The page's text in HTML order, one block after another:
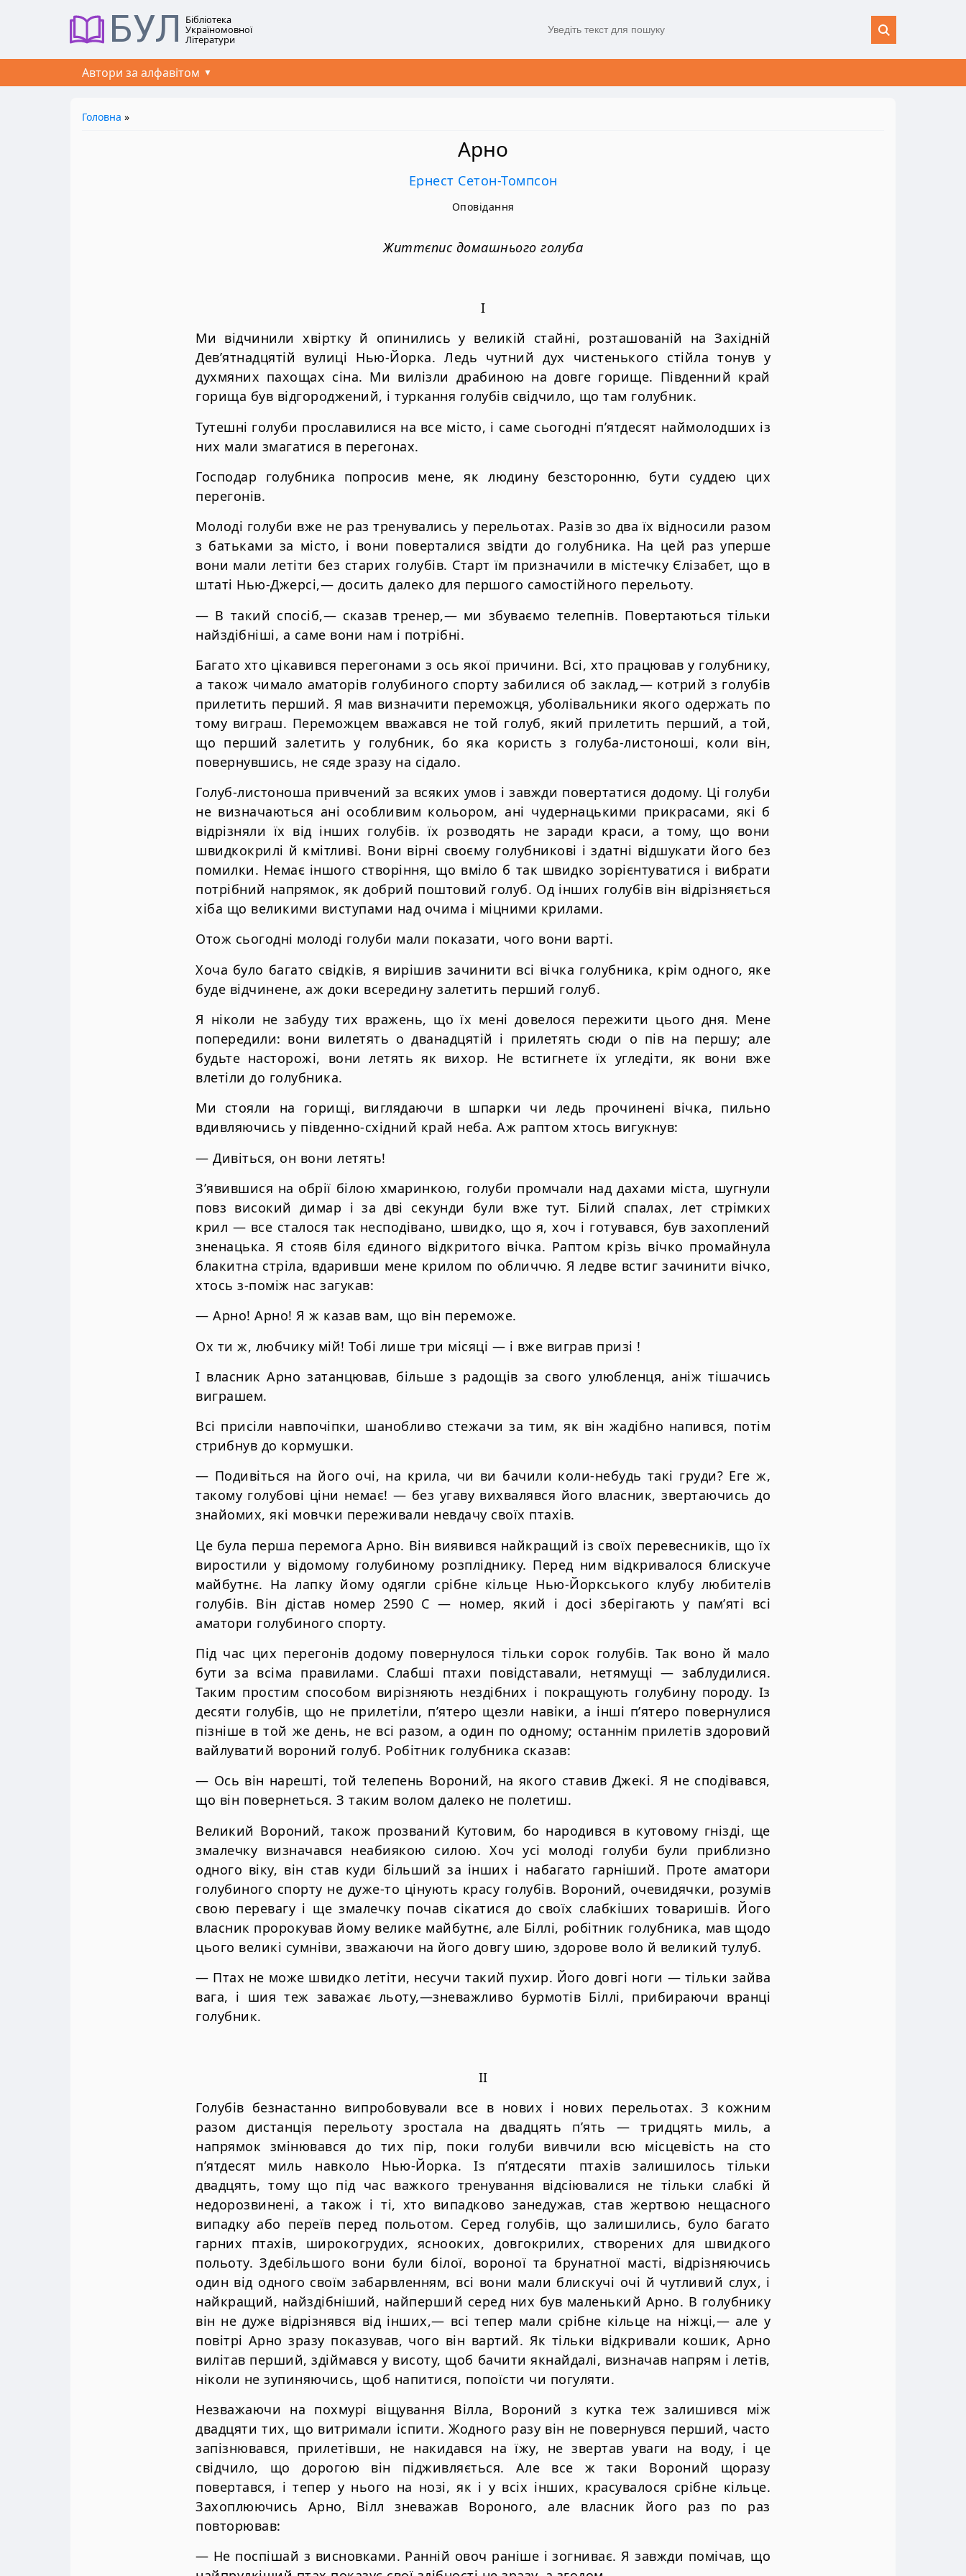
БУЛ Бібліотека
Україномовної
Літератури
Автори за алфавітом
Головна »
Арно
Ернест Сетон-Томпсон
Оповідання
Життєпис домашнього голуба
I
Ми відчинили хвіртку й опинились у великій стайні, розташованій на Західній
Дев’ятнадцятій вулиці Нью-Йорка. Ледь чутний дух чистенького стійла тонув у
духмяних пахощах сіна. Ми вилізли драбиною на довге горище. Південний край
горища був відгороджений, і туркання голубів свідчило, що там голубник.
Тутешні голуби прославилися на все місто, і саме сьогодні п’ятдесят наймолодших із
них мали змагатися в перегонах.
Господар голубника попросив мене, як людину безсторонню, бути суддею цих
перегонів.
Молоді голуби вже не раз тренувались у перельотах. Разів зо два їх відносили разом
з батьками за місто, і вони поверталися звідти до голубника. На цей раз уперше
вони мали летіти без старих голубів. Старт їм призначили в містечку Єлізабет, що в
штаті Нью-Джерсі,— досить далеко для першого самостійного перельоту.
— В такий спосіб,— сказав тренер,— ми збуваємо телепнів. Повертаються тільки
найздібніші, а саме вони нам і потрібні.
Багато хто цікавився перегонами з ось якої причини. Всі, хто працював у голубнику,
а також чимало аматорів голубиного спорту забилися об заклад,— котрий з голубів
прилетить перший. Я мав визначити переможця, уболівальники якого одержать по
тому виграш. Переможцем вважався не той голуб, який прилетить перший, а той,
що перший залетить у голубник, бо яка користь з голуба-листоноші, коли він,
повернувшись, не сяде зразу на сідало.
Голуб-листоноша привчений за всяких умов і завжди повертатися додому. Ці голуби
не визначаються ані особливим кольором, ані чудернацькими прикрасами, які б
відрізняли їх від інших голубів. їх розводять не заради краси, а тому, що вони
швидкокрилі й кмітливі. Вони вірні своєму голубникові і здатні відшукати його без
помилки. Немає іншого створіння, що вміло б так швидко зорієнтуватися і вибрати
потрібний напрямок, як добрий поштовий голуб. Од інших голубів він відрізняється
хіба що великими виступами над очима і міцними крилами.
Отож сьогодні молоді голуби мали показати, чого вони варті.
Хоча було багато свідків, я вирішив зачинити всі вічка голубника, крім одного, яке
буде відчинене, аж доки всередину залетить перший голуб.
Я ніколи не забуду тих вражень, що їх мені довелося пережити цього дня. Мене
попередили: вони вилетять о дванадцятій і прилетять сюди о пів на першу; але
будьте насторожі, вони летять як вихор. Не встигнете їх угледіти, як вони вже
влетіли до голубника.
Ми стояли на горищі, виглядаючи в шпарки чи ледь прочинені вічка, пильно
вдивляючись у південно-східний край неба. Аж раптом хтось вигукнув:
— Дивіться, он вони летять!
З’явившися на обрії білою хмаринкою, голуби промчали над дахами міста, шугнули
повз високий димар і за дві секунди були вже тут. Білий спалах, лет стрімких
крил — все сталося так несподівано, швидко, що я, хоч і готувався, був захоплений
зненацька. Я стояв біля єдиного відкритого вічка. Раптом крізь вічко промайнула
блакитна стріла, вдаривши мене крилом по обличчю. Я ледве встиг зачинити вічко,
хтось з-поміж нас загукав:
— Арно! Арно! Я ж казав вам, що він переможе.
Ох ти ж, любчику мій! Тобі лише три місяці — і вже виграв призі !
І власник Арно затанцював, більше з радощів за свого улюбленця, аніж тішачись
виграшем.
Всі присіли навпочіпки, шанобливо стежачи за тим, як він жадібно напився, потім
стрибнув до кормушки.
— Подивіться на його очі, на крила, чи ви бачили коли-небудь такі груди? Еге ж,
такому голубові ціни немає! — без угаву вихвалявся його власник, звертаючись до
знайомих, які мовчки переживали невдачу своїх птахів.
Це була перша перемога Арно. Він виявився найкращий із своїх перевесників, що їх
виростили у відомому голубиному розпліднику. Перед ним відкривалося блискуче
майбутнє. На лапку йому одягли срібне кільце Нью-Йоркського клубу любителів
голубів. Він дістав номер 2590 С — номер, який і досі зберігають у пам’яті всі
аматори голубиного спорту.
Під час цих перегонів додому повернулося тільки сорок голубів. Так воно й мало
бути за всіма правилами. Слабші птахи повідставали, нетямущі — заблудилися.
Таким простим способом вирізняють нездібних і покращують голубину породу. Із
десяти голубів, що не прилетіли, п’ятеро щезли навіки, а інші п’ятеро повернулися
пізніше в той же день, не всі разом, а один по одному; останнім прилетів здоровий
вайлуватий вороний голуб. Робітник голубника сказав:
— Ось він нарешті, той телепень Вороний, на якого ставив Джекі. Я не сподівався,
що він повернеться. З таким волом далеко не полетиш.
Великий Вороний, також прозваний Кутовим, бо народився в кутовому гнізді, ще
змалечку визначався неабиякою силою. Хоч усі молоді голуби були приблизно
одного віку, він став куди більший за інших і набагато гарніший. Проте аматори
голубиного спорту не дуже-то цінують красу голубів. Вороний, очевидячки, розумів
свою перевагу і ще змалечку почав сікатися до своїх слабкіших товаришів. Його
власник пророкував йому велике майбутнє, але Біллі, робітник голубника, мав щодо
цього великі сумніви, зважаючи на його довгу шию, здорове воло й великий тулуб.
— Птах не може швидко летіти, несучи такий пухир. Його довгі ноги — тільки зайва
вага, і шия теж заважає льоту,—зневажливо бурмотів Біллі, прибираючи вранці
голубник.
II
Голубів безнастанно випробовували все в нових і нових перельотах. З кожним
разом дистанція перельоту зростала на двадцять п’ять — тридцять миль, а
напрямок змінювався до тих пір, поки голуби вивчили всю місцевість на сто
п’ятдесят миль навколо Нью-Йорка. Із п’ятдесяти птахів залишилось тільки
двадцять, тому що під час важкого тренування відсіювалися не тільки слабкі й
недорозвинені, а також і ті, хто випадково занедужав, став жертвою нещасного
випадку або переїв перед польотом. Серед голубів, що залишились, було багато
гарних птахів, широкогрудих, яснооких, довгокрилих, створених для швидкого
польоту. Здебільшого вони були білої, вороної та брунатної масті, відрізняючись
один від одного своїм забарвленням, всі вони мали блискучі очі й чутливий слух, і
найкращий, найздібніший, найперший серед них був маленький Арно. В голубнику
він не дуже відрізнявся від інших,— всі тепер мали срібне кільце на ніжці,— але у
повітрі Арно зразу показував, чого він вартий. Як тільки відкривали кошик, Арно
вилітав перший, здіймався у висоту, щоб бачити якнайдалі, визначав напрям і летів,
ніколи не зупиняючись, щоб напитися, попоїсти чи погуляти.
Незважаючи на похмурі віщування Вілла, Вороний з кутка теж залишився між
двадцяти тих, що витримали іспити. Жодного разу він не повернувся перший, часто
запізнювався, прилетівши, не накидався на їжу, не звертав уваги на воду, і це
свідчило, що дорогою він підживляється. Але все ж таки Вороний щоразу
повертався, і тепер у нього на нозі, як і у всіх інших, красувалося срібне кільце.
Захоплюючись Арно, Вілл зневажав Вороного, але власник його раз по раз
повторював:
— Не поспішай з висновками. Ранній овоч раніше і зогниває. Я завжди помічав, що